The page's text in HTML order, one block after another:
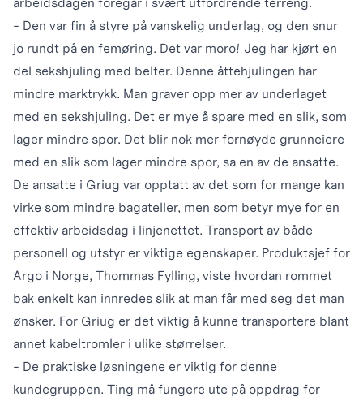
- Den var fin å styre på vanskelig underlag, og den snur
jo rundt på en femøring. Det var moro! Jeg har kjørt en
del sekshjuling med belter. Denne åttehjulingen har
mindre marktrykk. Man graver opp mer av underlaget
med en sekshjuling. Det er mye å spare med en slik, som
lager mindre spor. Det blir nok mer fornøyde grunneiere
med en slik som lager mindre spor, sa en av de ansatte.
De ansatte i Griug var opptatt av det som for mange kan
virke som mindre bagateller, men som betyr mye for en
effektiv arbeidsdag i linjenettet. Transport av både
personell og utstyr er viktige egenskaper. Produktsjef for
Argo i Norge, Thommas Fylling, viste hvordan rommet
bak enkelt kan innredes slik at man får med seg det man
ønsker. For Griug er det viktig å kunne transportere blant
annet kabeltromler i ulike størrelser.
- De praktiske løsningene er viktig for denne
kundegruppen. Ting må fungere ute på oppdrag for